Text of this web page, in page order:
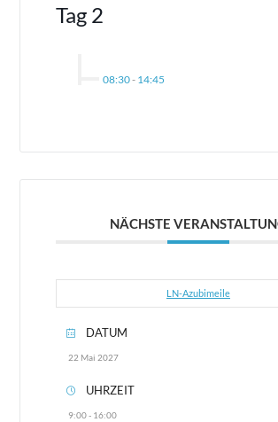
Tag 2
08:30- 14:45
NÄCHSTE
LN-Azubimeile
DATUM
22 Mai 2027
UHRZEIT
9:00 - 16:00